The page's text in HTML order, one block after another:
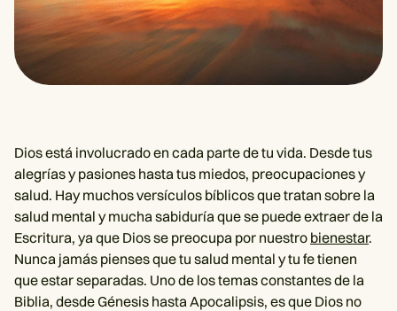
Dios está involucrado en cada parte de tu vida. Desde tus
alegrías y pasiones hasta tus miedos, preocupaciones y
salud. Hay muchos versículos bíblicos que tratan sobre la
salud mental y mucha sabiduría que se puede extraer de la
Escritura, ya que Dios se preocupa por nuestro bienestar.
Nunca jamás pienses que tu salud mental y tu fe tienen
que estar separadas. Uno de los temas constantes de la
Biblia, desde Génesis hasta Apocalipsis, es que Dios no